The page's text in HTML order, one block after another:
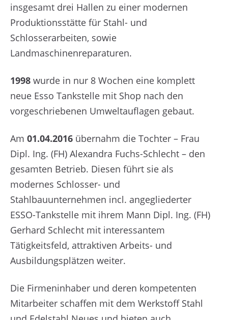
insgesamt drei Hallen zu einer modernen
Produktionsstätte für Stahl- und
Schlosserarbeiten, sowie
Landmaschinenreparaturen.
1998 wurde in nur 8 Wochen eine komplett
neue Esso Tankstelle mit Shop nach den
vorgeschriebenen Umweltauflagen gebaut.
Am 01.04.2016 übernahm die Tochter – Frau
Dipl. Ing. (FH) Alexandra Fuchs-Schlecht – den
gesamten Betrieb. Diesen führt sie als
modernes Schlosser- und
Stahlbauunternehmen incl. angegliederter
ESSO-Tankstelle mit ihrem Mann Dipl. Ing. (FH)
Gerhard Schlecht mit interessantem
Tätigkeitsfeld, attraktiven Arbeits- und
Ausbildungsplätzen weiter.
Die Firmeninhaber und deren kompetenten
Mitarbeiter schaffen mit dem Werkstoff Stahl